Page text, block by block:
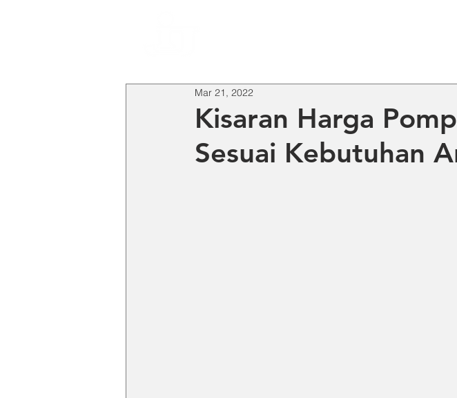
Kisaran Harga
Sesuai Kebutuhan
Mar 21, 2022